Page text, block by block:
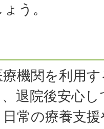
う。
機関を利用
退院後安心
常の療養支